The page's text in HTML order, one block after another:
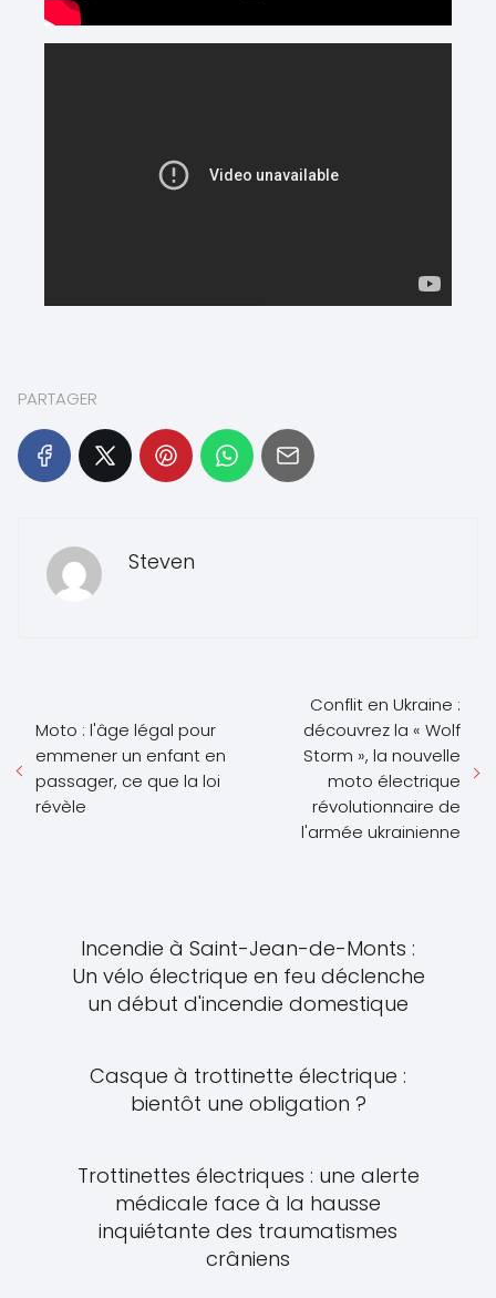
PARTAGER
Steven
Moto : l'âge légal pour
emmener un enfant en
passager, ce que la loi
révèle
Conflit en Ukraine :
découvrez la « Wolf
Storm », la nouvelle
moto électrique
révolutionnaire de
l'armée ukrainienne
Incendie à Saint-Jean-de-Monts :
Un vélo électrique en feu déclenche
un début d'incendie domestique
Casque à trottinette électrique :
bientôt une obligation ?
Trottinettes électriques : une alerte
médicale face à la hausse
inquiétante des traumatismes
crâniens